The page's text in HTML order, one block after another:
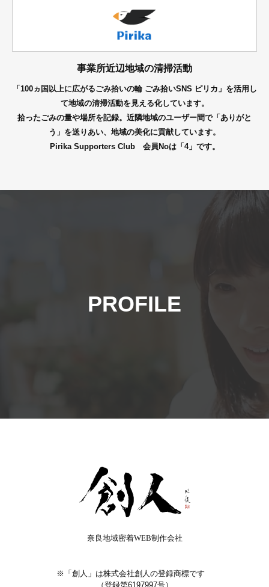
事業所近辺地域の清掃活動
「100ヵ国以上に広がるごみ拾いの輪 ごみ拾いSNS ピリカ」を活用し
て地域の清掃活動を見える化しています。
拾ったごみの量や場所を記録。近隣地域のユーザー間で「ありがと
う」を送りあい、地域の美化に貢献しています。
Pirika Supporters Club 会員Noは「4」です。
PROFILE
奈良地域密着WEB制作会社
※「創人」は株式会社創人の登録商標です
（登録第6197997号）